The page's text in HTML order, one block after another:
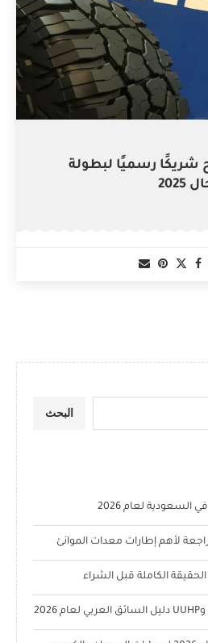
شريكًا رسميًا لبطولة
البحث
الكاملة قبل الشراء